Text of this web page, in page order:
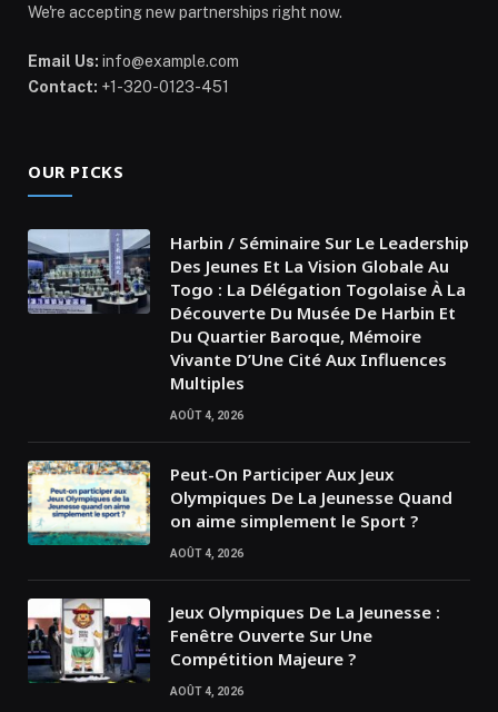
We're accepting new partnerships right now.
Email Us: info@example.com
Contact: +1-320-0123-451
OUR PICKS
Harbin / Séminaire Sur Le Leadership
Des Jeunes Et La Vision Globale Au
Togo : La Délégation Togolaise À La
Découverte Du Musée De Harbin Et
Du Quartier Baroque, Mémoire
Vivante D’Une Cité Aux Influences
Multiples
AOÛT 4, 2026
Peut-On Participer Aux Jeux
Olympiques De La Jeunesse Quand
on aime simplement le Sport ?
AOÛT 4, 2026
Jeux Olympiques De La Jeunesse :
Fenêtre Ouverte Sur Une
Compétition Majeure ?
AOÛT 4, 2026